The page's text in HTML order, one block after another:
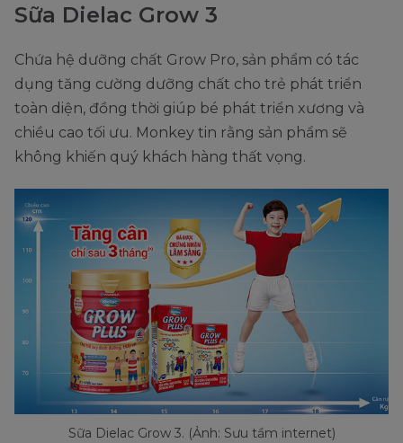
Sữa Dielac Grow 3
Chứa hệ dưỡng chất Grow Pro, sản phẩm có tác
dụng tăng cường dưỡng chất cho trẻ phát triển
toàn diện, đồng thời giúp bé phát triển xương và
chiều cao tối ưu. Monkey tin rằng sản phẩm sẽ
không khiến quý khách hàng thất vọng.
Sữa Dielac Grow 3. (Ảnh: Sưu tầm internet)